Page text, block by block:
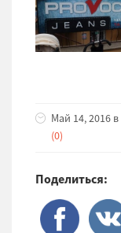
Май 14, 2016 в
(0)
Поделиться: